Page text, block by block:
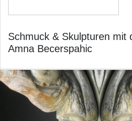
Schmuck & Skulpturen mit
Amna Becerspahic